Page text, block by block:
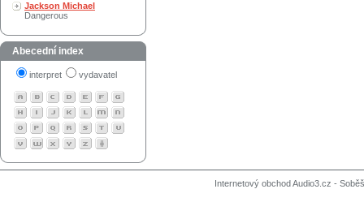
Jackson Michael
Dangerous
Abecední index
interpret vydavatel
Internetový obchod Audio3.cz -